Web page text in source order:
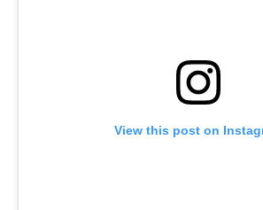
View this post on